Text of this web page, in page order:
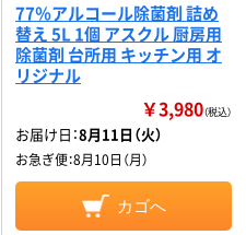
77％アルコール除菌剤 詰め
替え 5L 1個 アスクル 厨房用
除菌剤 台所用 キッチン用 オ
リジナル
￥3,980（税込）
お届け日：8月11日（火）
お急ぎ便：8月10日（月）
カゴへ